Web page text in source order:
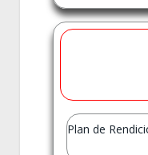
Plan de